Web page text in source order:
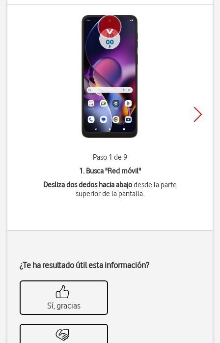
Paso 1 de 9
1. Busca "Red móvil"
Desliza dos dedos hacia abajodesde la parte
superior de la pantalla.
¿Te ha resultado útil esta información?
Sí, gracias